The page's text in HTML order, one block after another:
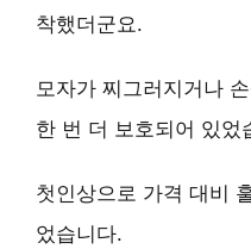
착했더군요.
모자가 찌그러지거나
한 번 더 보호되어 있었
첫인상으로 가격 대비
었습니다.